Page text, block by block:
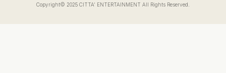
Copyright© 2025 CITTA' ENTERTAINMENT All Rights Reserved.